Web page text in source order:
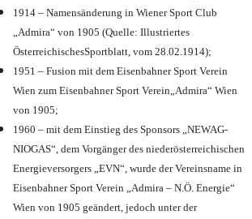
1914 – Namensänderung in Wiener Sport Club
„Admira“ von 1905 (Quelle: Illustriertes
ÖsterreichischesSportblatt, vom 28.02.1914);
1951 – Fusion mit dem Eisenbahner Sport Verein
Wien zum Eisenbahner Sport Verein„Admira“ Wien
von 1905;
1960 – mit dem Einstieg des Sponsors „NEWAG-
NIOGAS“, dem Vorgänger des niederösterreichischen
Energieversorgers „EVN“, wurde der Vereinsname in
Eisenbahner Sport Verein „Admira – N.Ö. Energie“
Wien von 1905 geändert, jedoch unter der